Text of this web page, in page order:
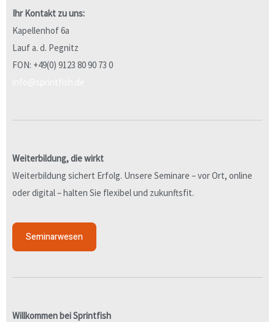
Ihr Kontakt zu uns:
Kapellenhof 6a
Lauf a. d. Pegnitz
FON: +49(0) 9123 80 90 73 0
Weiterbildung, die wirkt
Weiterbildung sichert Erfolg. Unsere Seminare – vor Ort, online
oder digital – halten Sie flexibel und zukunftsfit.
Seminarwesen
Willkommen bei Sprintfish